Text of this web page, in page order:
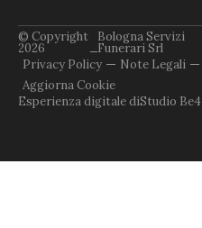
© Copyright
2026
Bologna Servizi
Funerari Srl
Privacy Policy
Note Legali
Aggiorna Cookie
Esperienza digitale diStudio Be4